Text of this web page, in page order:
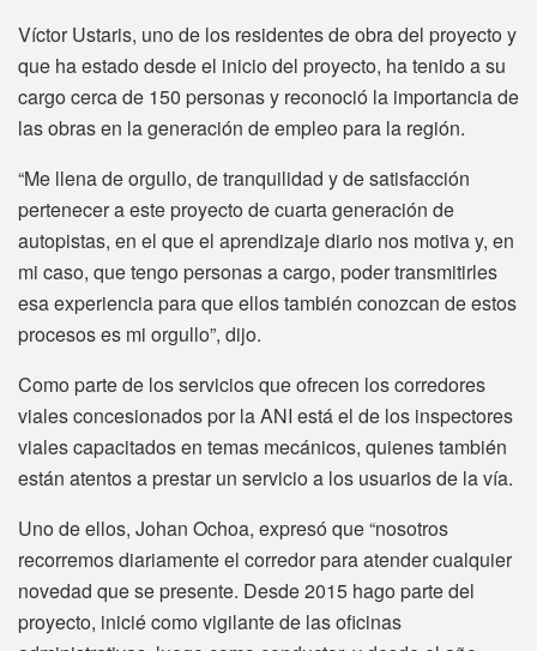
Víctor Ustaris, uno de los residentes de obra del proyecto y
que ha estado desde el inicio del proyecto, ha tenido a su
cargo cerca de 150 personas y reconoció la importancia de
las obras en la generación de empleo para la región.
“Me llena de orgullo, de tranquilidad y de satisfacción
pertenecer a este proyecto de cuarta generación de
autopistas, en el que el aprendizaje diario nos motiva y, en
mi caso, que tengo personas a cargo, poder transmitirles
esa experiencia para que ellos también conozcan de estos
procesos es mi orgullo”, dijo.
Como parte de los servicios que ofrecen los corredores
viales concesionados por la ANI está el de los inspectores
viales capacitados en temas mecánicos, quienes también
están atentos a prestar un servicio a los usuarios de la vía.
Uno de ellos, Johan Ochoa, expresó que “nosotros
recorremos diariamente el corredor para atender cualquier
novedad que se presente. Desde 2015 hago parte del
proyecto, inicié como vigilante de las oficinas